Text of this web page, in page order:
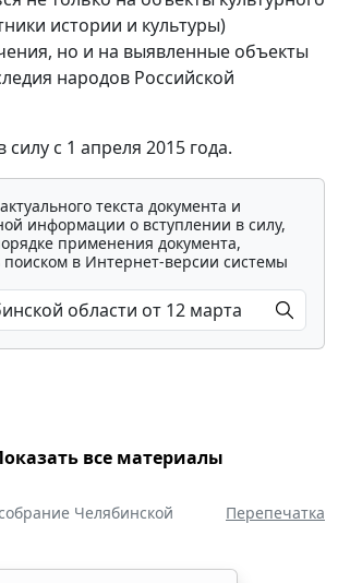
истории и культуры)
но и на выявленные объекты
народов Российской
силу с 1 апреля 2015 года.
текста документа и
информации о вступлении в силу,
применения документа,
поиском в Интернет-версии системы
все материалы
Челябинской
Перепечатка